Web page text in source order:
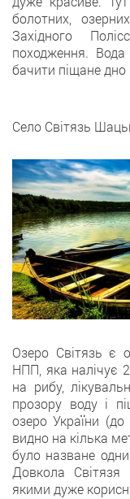
болотних,
Західного
походження.
бачити піщане дно
Село Світязь
Озеро Світязь є
НПП, яка налічує
на рибу,
прозору воду і
озеро України
видно на кілька
було назване
Довкола Світязя
якими дуже